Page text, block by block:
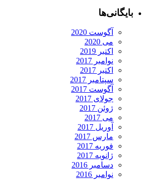
بایگانی‌ها
آگوست 2020
می 2020
اکتبر 2019
نوامبر 2017
اکتبر 2017
سپتامبر 2017
آگوست 2017
جولای 2017
ژوئن 2017
می 2017
آوریل 2017
مارس 2017
فوریه 2017
ژانویه 2017
دسامبر 2016
نوامبر 2016